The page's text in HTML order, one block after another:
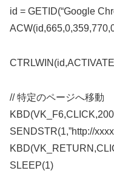
id = GETID(“Google
// 特定のページへ移動
SENDSTR(1,”http://
SLEEP(1)